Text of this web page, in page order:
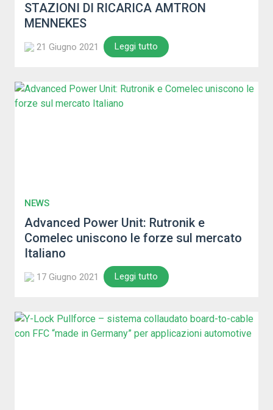
STAZIONI DI RICARICA AMTRON
MENNEKES
21 Giugno 2021 Leggi tutto
NEWS
Advanced Power Unit: Rutronik e
Comelec uniscono le forze sul mercato
Italiano
17 Giugno 2021 Leggi tutto